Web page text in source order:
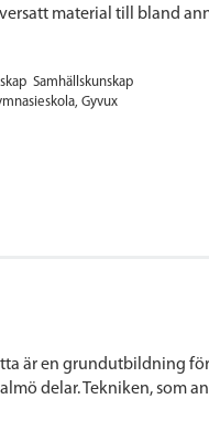
material till bland
Samhällskunskap
Gyvux
är en grundutbildning
delar. Tekniken, som